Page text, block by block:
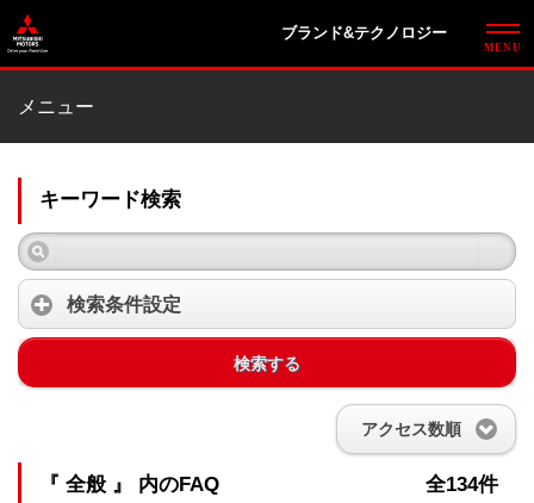
ブランド&テクノロジー
メニュー
キーワード検索
検索条件設定
検索する
アクセス数順
『 全般 』 内のFAQ 全134件